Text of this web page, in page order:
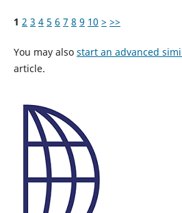
1 2 3 4 5 6 7 8 9 10 > >>
You may also start an advanced
article.